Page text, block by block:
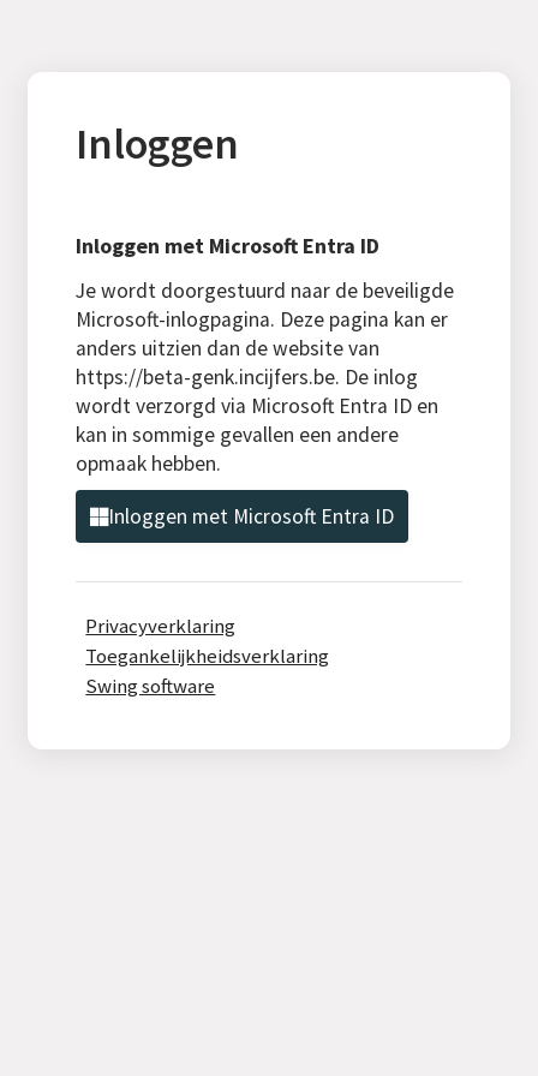
Inloggen
Inloggen met Microsoft Entra ID
Je wordt doorgestuurd naar de beveiligde
Microsoft-inlogpagina. Deze pagina kan er
anders uitzien dan de website van
https://beta-genk.incijfers.be. De inlog
wordt verzorgd via Microsoft Entra ID en
kan in sommige gevallen een andere
opmaak hebben.
Inloggen met Microsoft Entra ID
Privacyverklaring
Toegankelijkheidsverklaring
Swing software